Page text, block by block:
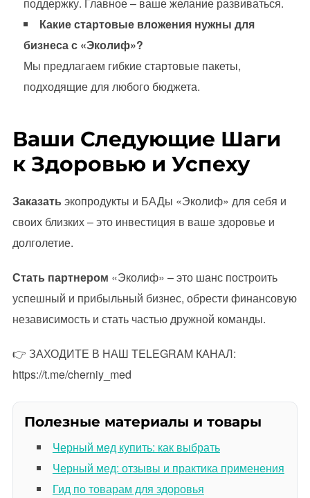
Какие стартовые вложения нужны для
бизнеса с «Эколиф»?
Мы предлагаем гибкие стартовые пакеты,
подходящие для любого бюджета.
Ваши Следующие Шаги
к Здоровью и Успеху
Заказать экопродукты и БАДы «Эколиф» для себя и
своих близких – это инвестиция в ваше здоровье и
долголетие.
Стать партнером «Эколиф» – это шанс построить
успешный и прибыльный бизнес, обрести финансовую
независимость и стать частью дружной команды.
👉 ЗАХОДИТЕ В НАШ TELEGRAM КАНАЛ:
https://t.me/cherniy_med
Полезные материалы и товары
Черный мед купить: как выбрать
Черный мед: отзывы и практика применения
Гид по товарам для здоровья